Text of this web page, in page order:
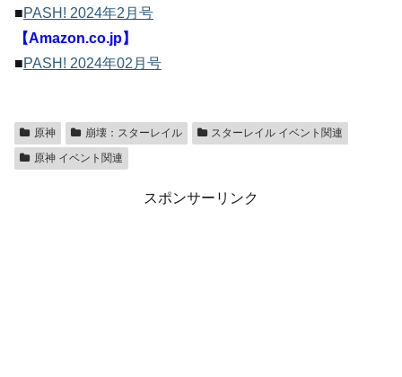
■PASH! 2024年2月号
【Amazon.co.jp】
■PASH! 2024年02月号
原神 崩壊：スターレイル
スターレイル イベント関連
原神 イベント関連
スポンサーリンク